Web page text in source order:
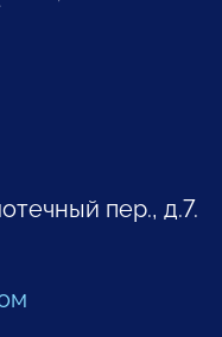
пер., д.7.